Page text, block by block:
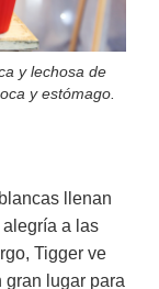
y lechosa de
y estómago.
llenan
a las
Tigger ve
gran lugar para